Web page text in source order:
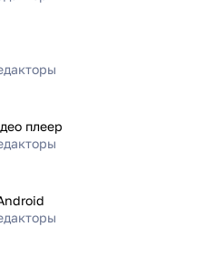
плеер